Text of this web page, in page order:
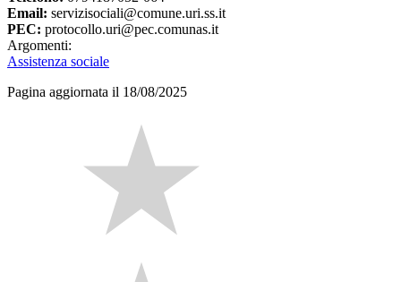
Email: servizisociali@comune.uri.ss.it
PEC: protocollo.uri@pec.comunas.it
Argomenti:
Assistenza sociale
Pagina aggiornata il 18/08/2025